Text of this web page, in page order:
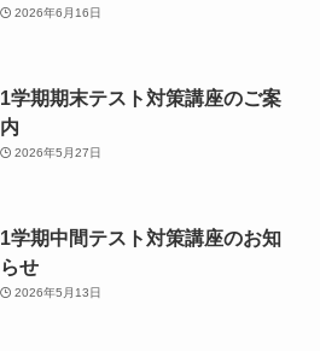
2026年6月16日
1学期期末テスト対策講座のご案
内
2026年5月27日
1学期中間テスト対策講座のお知
らせ
2026年5月13日